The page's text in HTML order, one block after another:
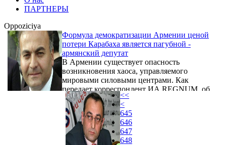
ПАРТНЕРЫ
Oppoziciya
Формула демократизации Армении ценой
потери Карабаха является пагубной -
армянский депутат
В Армении существует опасность
возникновения хаоса, управляемого
мировыми силовыми центрами. Как
передает корреспондент ИА REGNUM, об
этом заявил 1 марта, выступая с трибуны
парламента, независимый депутат
Национального собрания республики
Виктор Даллакян.
<<
<
645
646
647
648